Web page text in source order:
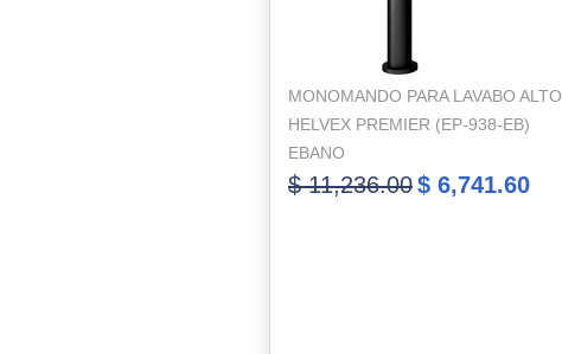
MONOMANDO PARA LAVABO ALTO
HELVEX PREMIER (EP-938-EB)
EBANO
$ 11,236.00$ 6,741.60